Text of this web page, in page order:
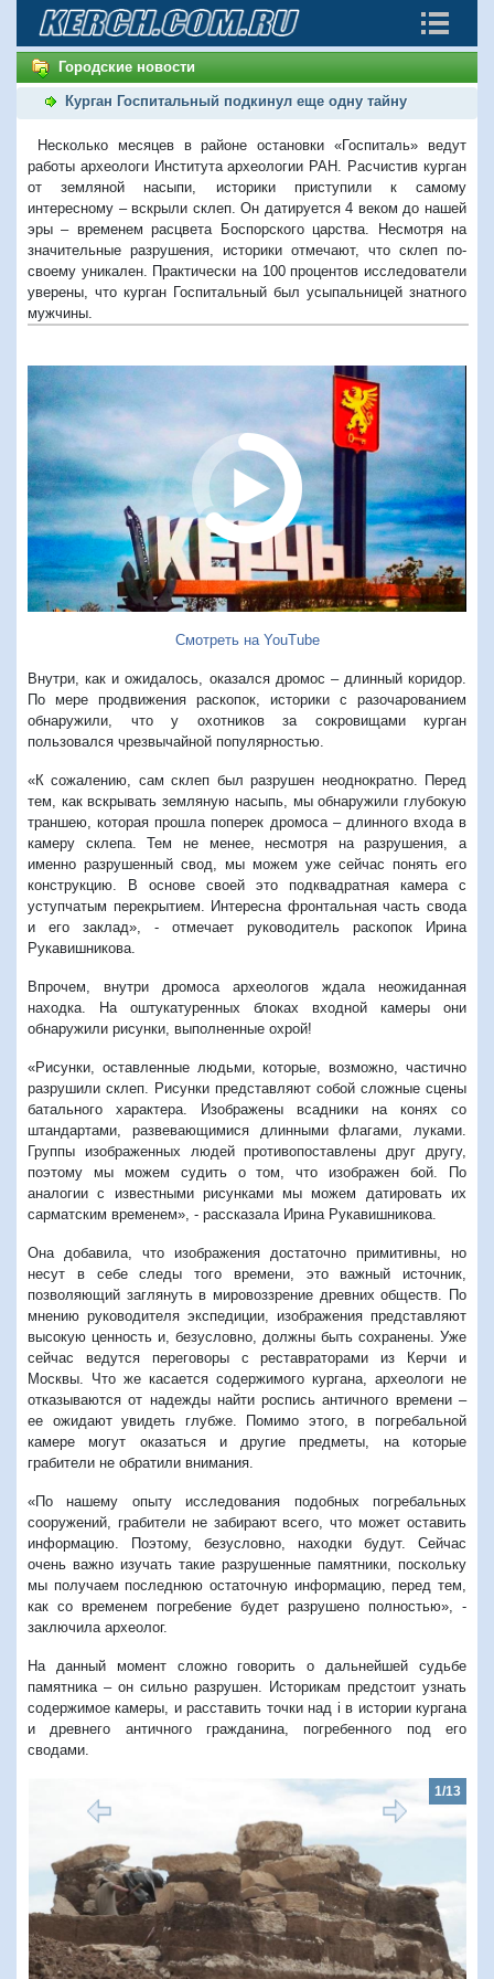
Городские новости
Курган Госпитальный подкинул еще одну тайну
Несколько месяцев в районе остановки «Госпиталь» ведут
работы археологи Института археологии РАН. Расчистив курган
от земляной насыпи, историки приступили к самому
интересному – вскрыли склеп. Он датируется 4 веком до нашей
эры – временем расцвета Боспорского царства. Несмотря на
значительные разрушения, историки отмечают, что склеп по-
своему уникален. Практически на 100 процентов исследователи
уверены, что курган Госпитальный был усыпальницей знатного
мужчины.
Смотреть на YouTube
Внутри, как и ожидалось, оказался дромос – длинный коридор.
По мере продвижения раскопок, историки с разочарованием
обнаружили, что у охотников за сокровищами курган
пользовался чрезвычайной популярностью.
«К сожалению, сам склеп был разрушен неоднократно. Перед
тем, как вскрывать земляную насыпь, мы обнаружили глубокую
траншею, которая прошла поперек дромоса – длинного входа в
камеру склепа. Тем не менее, несмотря на разрушения, а
именно разрушенный свод, мы можем уже сейчас понять его
конструкцию. В основе своей это подквадратная камера с
уступчатым перекрытием. Интересна фронтальная часть свода
и его заклад», - отмечает руководитель раскопок Ирина
Рукавишникова.
Впрочем, внутри дромоса археологов ждала неожиданная
находка. На оштукатуренных блоках входной камеры они
обнаружили рисунки, выполненные охрой!
«Рисунки, оставленные людьми, которые, возможно, частично
разрушили склеп. Рисунки представляют собой сложные сцены
батального характера. Изображены всадники на конях со
штандартами, развевающимися длинными флагами, луками.
Группы изображенных людей противопоставлены друг другу,
поэтому мы можем судить о том, что изображен бой. По
аналогии с известными рисунками мы можем датировать их
сарматским временем», - рассказала Ирина Рукавишникова.
Она добавила, что изображения достаточно примитивны, но
несут в себе следы того времени, это важный источник,
позволяющий заглянуть в мировоззрение древних обществ. По
мнению руководителя экспедиции, изображения представляют
высокую ценность и, безусловно, должны быть сохранены. Уже
сейчас ведутся переговоры с реставраторами из Керчи и
Москвы. Что же касается содержимого кургана, археологи не
отказываются от надежды найти роспись античного времени –
ее ожидают увидеть глубже. Помимо этого, в погребальной
камере могут оказаться и другие предметы, на которые
грабители не обратили внимания.
«По нашему опыту исследования подобных погребальных
сооружений, грабители не забирают всего, что может оставить
информацию. Поэтому, безусловно, находки будут. Сейчас
очень важно изучать такие разрушенные памятники, поскольку
мы получаем последнюю остаточную информацию, перед тем,
как со временем погребение будет разрушено полностью», -
заключила археолог.
На данный момент сложно говорить о дальнейшей судьбе
памятника – он сильно разрушен. Историкам предстоит узнать
содержимое камеры, и расставить точки над i в истории кургана
и древнего античного гражданина, погребенного под его
сводами.
1/13
Предыдущий